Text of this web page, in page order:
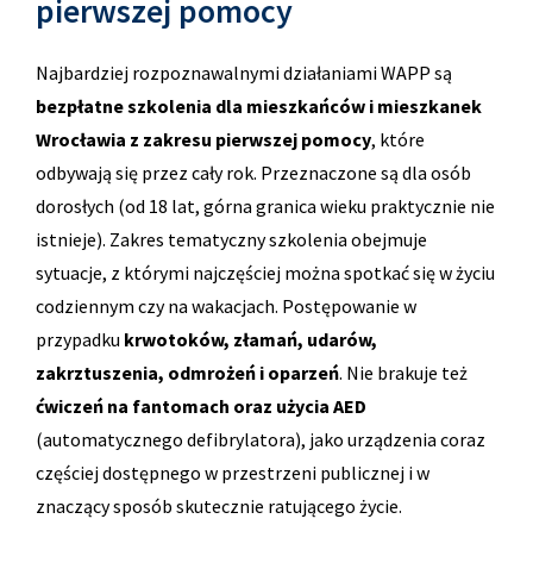
pierwszej pomocy
Najbardziej rozpoznawalnymi działaniami WAPP są
bezpłatne szkolenia dla mieszkańców i mieszkanek
Wrocławia z zakresu pierwszej pomocy, które
odbywają się przez cały rok. Przeznaczone są dla osób
dorosłych (od 18 lat, górna granica wieku praktycznie nie
istnieje). Zakres tematyczny szkolenia obejmuje
sytuacje, z którymi najczęściej można spotkać się w życiu
codziennym czy na wakacjach. Postępowanie w
przypadku krwotoków, złamań, udarów,
zakrztuszenia, odmrożeń i oparzeń. Nie brakuje też
ćwiczeń na fantomach oraz użycia AED
(automatycznego defibrylatora), jako urządzenia coraz
częściej dostępnego w przestrzeni publicznej i w
znaczący sposób skutecznie ratującego życie.